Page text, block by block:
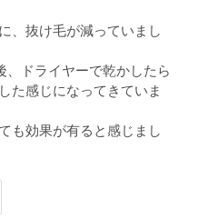
、抜け毛が減っていまし
、ドライヤーで乾かしたら
た感じになってきていま
も効果が有ると感じまし